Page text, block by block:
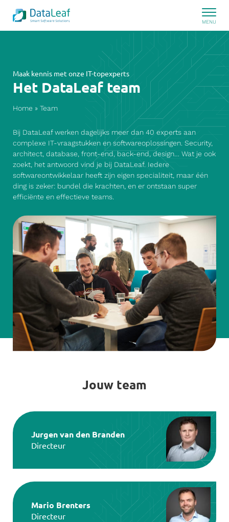
Maak kennis met onze IT-topexperts
Het DataLeaf team
Home »Team
Bij DataLeaf werken dagelijks meer dan 40 experts aan
complexe IT-vraagstukken en softwareoplossingen. Security,
architect, database, front-end, back-end, design… Wat je ook
zoekt, het antwoord vind je bij DataLeaf. Iedere
softwareontwikkelaar heeft zijn eigen specialiteit, maar één
ding is zeker: bundel die krachten, en er ontstaan super
efficiënte en effectieve teams.
Jouw team
Jurgen van den Branden
Directeur
Mario Brenters
Directeur